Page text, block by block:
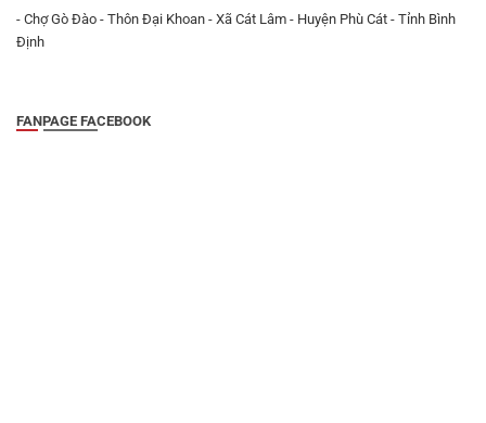
- Chợ Gò Đào - Thôn Đại Khoan - Xã Cát Lâm - Huyện Phù Cát - Tỉnh Bình
Định
FANPAGE FACEBOOK